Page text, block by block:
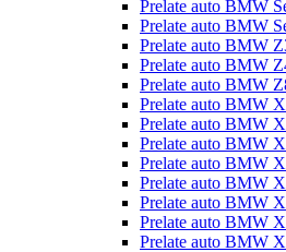
Prelate auto BMW
Prelate auto BMW
Prelate auto BMW
Prelate auto BMW
Prelate auto BMW
Prelate auto BMW
Prelate auto BMW
Prelate auto BMW
Prelate auto BMW
Prelate auto BMW
Prelate auto BMW
Prelate auto BMW
Prelate auto BMW